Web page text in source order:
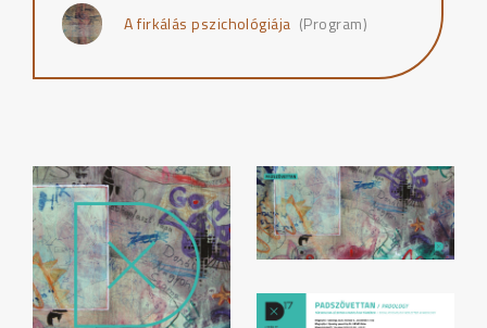
A firkálás pszichológiája (Program)